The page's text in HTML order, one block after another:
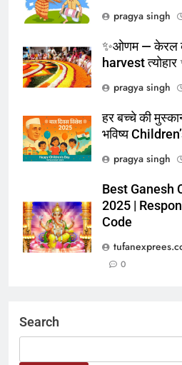
pragya singh
✨ओणम — केरल
harvest त्योहार
pragya singh
हर बच्चे की
भविष्य
pragya singh
Best Ganesh
2025 |
Code
0
Search